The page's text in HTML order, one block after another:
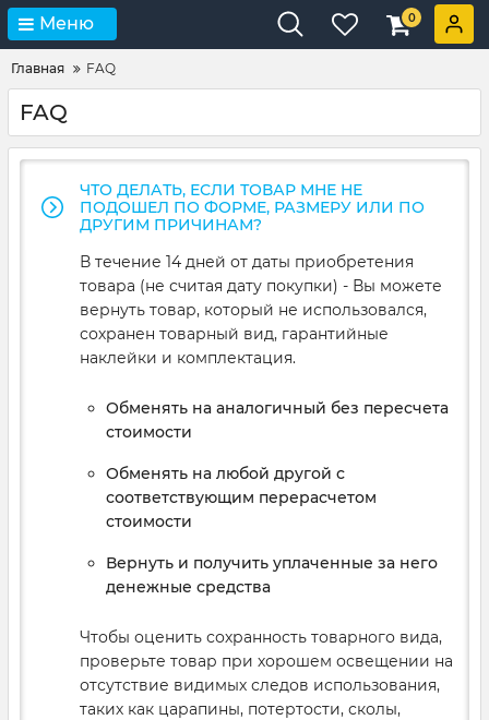
Меню 0
Главная FAQ
FAQ
ЧТО ДЕЛАТЬ, ЕСЛИ ТОВАР МНЕ НЕ
ПОДОШЕЛ ПО ФОРМЕ, РАЗМЕРУ ИЛИ ПО
ДРУГИМ ПРИЧИНАМ?
В течение 14 дней от даты приобретения
товара (не считая дату покупки) - Вы можете
вернуть товар, который не использовался,
сохранен товарный вид, гарантийные
наклейки и комплектация.
Обменять на аналогичный без пересчета
стоимости
Обменять на любой другой с
соответствующим перерасчетом
стоимости
Вернуть и получить уплаченные за него
денежные средства
Чтобы оценить сохранность товарного вида,
проверьте товар при хорошем освещении на
отсутствие видимых следов использования,
таких как царапины, потертости, сколы,